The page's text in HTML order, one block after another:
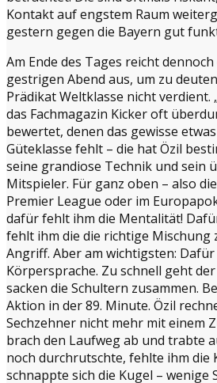
Kontakt auf engstem Raum
gestern gegen die Bayern gut
Am Ende des Tages reicht
gestrigen Abend aus, um zu
Prädikat Weltklasse nicht verdient.
das Fachmagazin Kicker oft
bewertet, denen das gewisse
Güteklasse fehlt – die hat Özil
seine grandiose Technik und sein
Mitspieler. Für ganz oben – also
Premier League oder im
dafür fehlt ihm die Mentalität!
fehlt ihm die die richtige Mischung
Angriff. Aber am wichtigsten:
Körpersprache. Zu schnell geht
sacken die Schultern zusammen.
Aktion in der 89. Minute. Özil
Sechzehner nicht mehr mit einem
brach den Laufweg ab und trabte
noch durchrutschte, fehlte ihm die
schnappte sich die Kugel –